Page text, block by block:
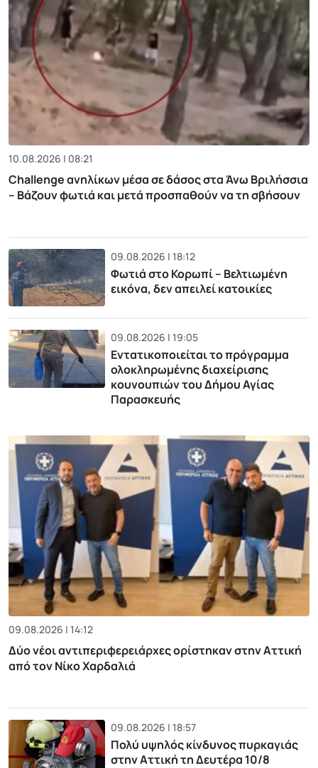
10.08.2026 | 08:21
Challenge ανηλίκων μέσα σε δάσος στα Άνω Βριλήσσια
– Βάζουν φωτιά και μετά προσπαθούν να τη σβήσουν
09.08.2026 | 18:12
Φωτιά στο Κορωπί – Βελτιωμένη
εικόνα, δεν απειλεί κατοικίες
09.08.2026 | 19:05
Εντατικοποιείται το πρόγραμμα
ολοκληρωμένης διαχείρισης
κουνουπιών του Δήμου Αγίας
Παρασκευής
09.08.2026 | 14:12
Δύο νέοι αντιπεριφερειάρχες ορίστηκαν στην Αττική
από τον Νίκο Χαρδαλιά
09.08.2026 | 18:57
Πολύ υψηλός κίνδυνος πυρκαγιάς
στην Αττική τη Δευτέρα 10/8